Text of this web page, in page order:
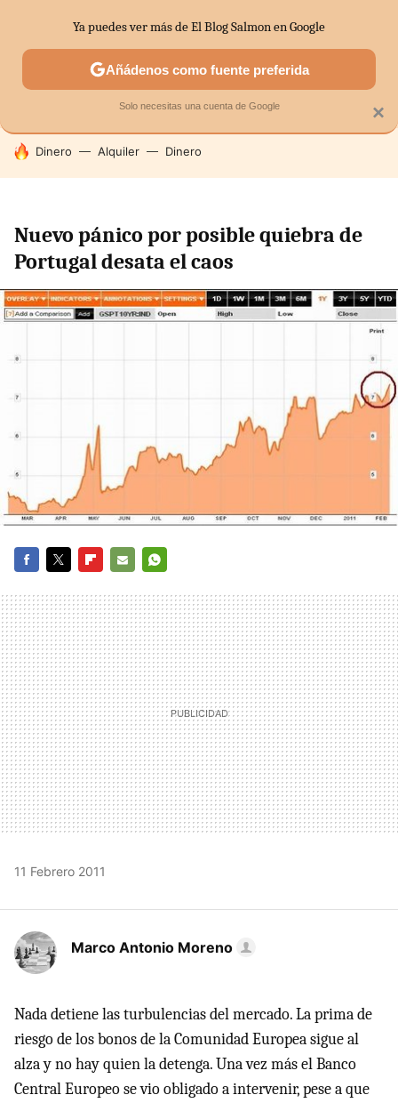
SECTORES ECONOMÍA DOMÉSTICA MERCADOS
HOY SE HABLA DE
Dinero Alquiler Dinero
Nuevo pánico por posible quiebra de
Portugal desata el caos
MAIL
11 Febrero 2011
Marco Antonio Moreno
Nada detiene las turbulencias del mercado. La prima de
riesgo de los bonos de la Comunidad Europea sigue al
alza y no hay quien la detenga. Una vez más el Banco
Central Europeo se vio obligado a intervenir, pese a que
×
Ya puedes ver más de El Blog Salmon en Google
Añádenos como fuente preferida
Solo necesitas una cuenta de Google